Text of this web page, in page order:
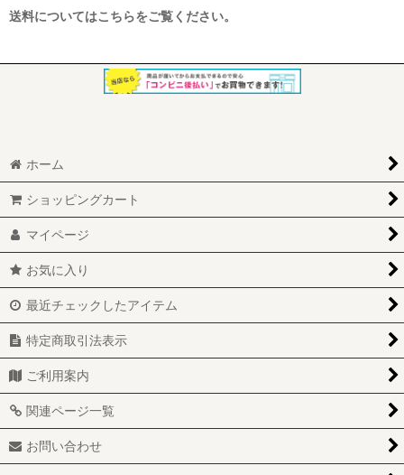
送料についてはこちらをご覧ください。
ホーム
ショッピングカート
マイページ
お気に入り
最近チェックしたアイテム
特定商取引法表示
ご利用案内
関連ページ一覧
お問い合わせ